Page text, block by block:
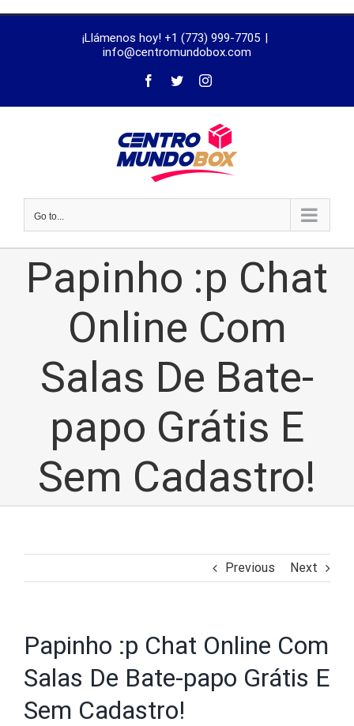
¡Llámenos hoy! +1 (773) 999-7705 |
info@centromundobox.com
Go to...
Papinho :p Chat
Online Com
Salas De Bate-
papo Grátis E
Sem Cadastro!
Previous Next
Papinho :p Chat Online Com
Salas De Bate-papo Grátis E
Sem Cadastro!